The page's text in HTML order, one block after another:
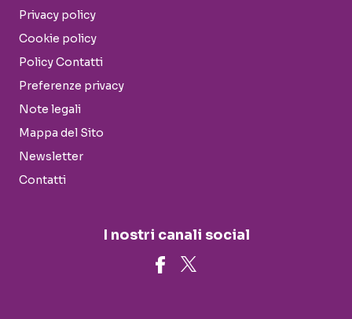
Privacy policy
Cookie policy
Policy Contatti
Preferenze privacy
Note legali
Mappa del Sito
Newsletter
Contatti
I nostri canali social